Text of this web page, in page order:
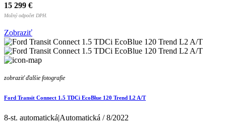
15 299 €
Možný odpočet DPH.
Zobraziť
zobraziť ďalšie fotografie
Ford Transit Connect 1.5 TDCi EcoBlue 120 Trend L2 A/T
8-st. automatická|Automatická / 8/2022